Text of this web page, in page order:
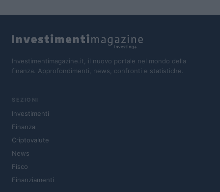
Investimentimagazine.it, il nuovo portale nel mondo della
finanza. Approfondimenti, news, confronti e statistiche.
SEZIONI
Investimenti
Finanza
Criptovalute
News
Fisco
Finanziamenti